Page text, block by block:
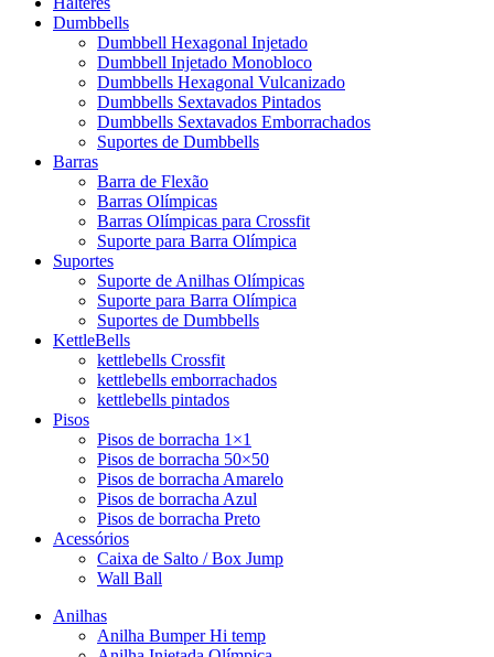
Dumbbells
Dumbbell Hexagonal Injetado
Dumbbell Injetado Monobloco
Dumbbells Hexagonal Vulcanizado
Dumbbells Sextavados Pintados
Dumbbells Sextavados Emborrachados
Suportes de Dumbbells
Barras
Barra de Flexão
Barras Olímpicas
Barras Olímpicas para Crossfit
Suporte para Barra Olímpica
Suportes
Suporte de Anilhas Olímpicas
Suporte para Barra Olímpica
Suportes de Dumbbells
KettleBells
kettlebells Crossfit
kettlebells emborrachados
kettlebells pintados
Pisos
Pisos de borracha 1×1
Pisos de borracha 50×50
Pisos de borracha Amarelo
Pisos de borracha Azul
Pisos de borracha Preto
Acessórios
Caixa de Salto / Box Jump
Wall Ball
Anilhas
Anilha Bumper Hi temp